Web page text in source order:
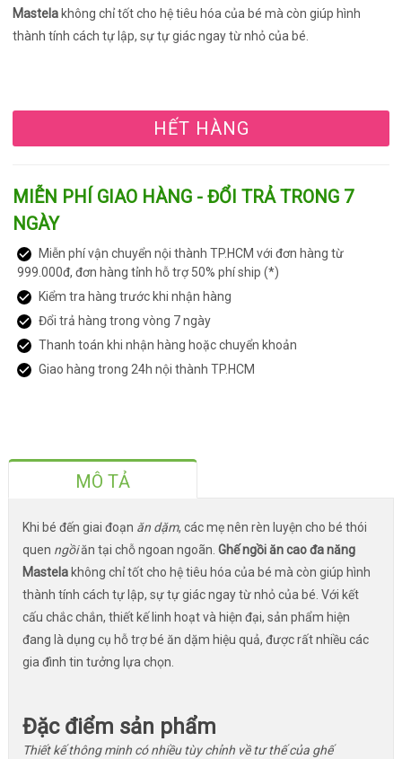
Mastelakhông chỉ tốt cho hệ tiêu hóa của bé mà còn giúp hình
thành tính cách tự lập, sự tự giác ngay từ nhỏ của bé.
HẾT HÀNG
MIỄN PHÍ GIAO HÀNG - ĐỔI TRẢ TRONG 7
NGÀY
Miễn phí vận chuyển nội thành TP.HCM với đơn hàng từ
999.000đ, đơn hàng tỉnh hỗ trợ 50% phí ship (*)
Kiểm tra hàng trước khi nhận hàng
Đổi trả hàng trong vòng 7 ngày
Thanh toán khi nhận hàng hoặc chuyển khoản
Giao hàng trong 24h nội thành TP.HCM
MÔ TẢ
Khi bé đến giai đoạn ăn dặm, các mẹ nên rèn luyện cho bé thói
quen ngồiăn tại chỗ ngoan ngoãn. Ghế ngồi ăn cao đa năng
Mastelakhông chỉ tốt cho hệ tiêu hóa của bé mà còn giúp hình
thành tính cách tự lập, sự tự giác ngay từ nhỏ của bé. Với kết
cấu chắc chắn, thiết kế linh hoạt và hiện đại, sản phẩm hiện
đang là dụng cụ hỗ trợ bé ăn dặm hiệu quả, được rất nhiều các
gia đình tin tưởng lựa chọn.
Đặc điểm sản phẩm
Thiết kế thông minh có nhiều tùy chỉnh về tư thế của ghế